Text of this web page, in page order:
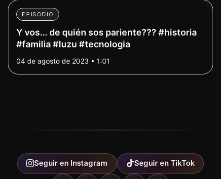
EPISODIO
Y vos... de quién sos pariente??? #historia
#familia #luzu #tecnologia
04 de agosto de 2023 • 1:01
Seguir en Instagram Seguir en TikTok